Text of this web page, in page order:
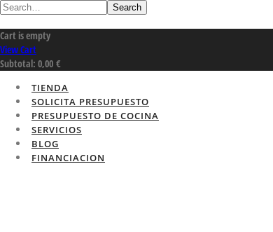
Search
Cart is empty
View Cart
Subtotal: 0,00 €
TIENDA
SOLICITA PRESUPUESTO
PRESUPUESTO DE COCINA
SERVICIOS
BLOG
FINANCIACION